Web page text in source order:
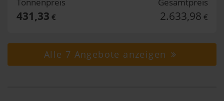
431,33 € 2.633,98 €
Alle 7 Angebote anzeigen